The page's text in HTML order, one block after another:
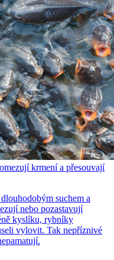
krmení a přesouvají
suchem a
nebo pozastavují
kyslíku, rybníky
vylovit. Tak nepříznivé